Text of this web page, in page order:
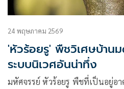
24 พฤษภาคม 2569
'หัวร้อยรู' พืชวิเศษบ้าน
ระบบนิเวศอันน่าทึ่ง
มหัศจรรย์ หัวร้อยรู พืชที่เป็นอยู่อ